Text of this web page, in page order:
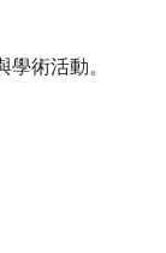
術活動。